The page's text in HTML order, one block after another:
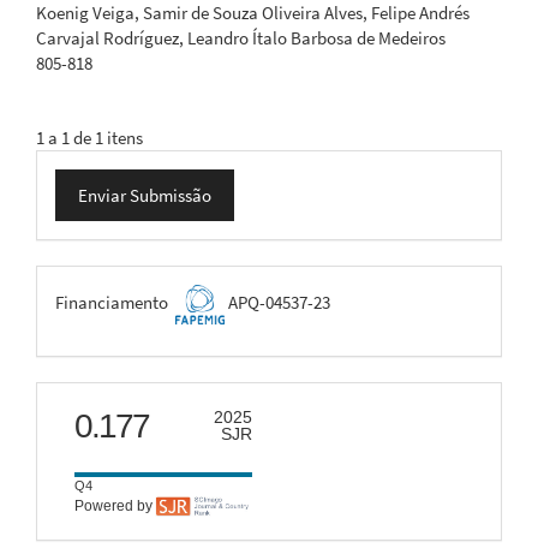
Koenig Veiga, Samir de Souza Oliveira Alves, Felipe Andrés
Carvajal Rodríguez, Leandro Ítalo Barbosa de Medeiros
805-818
1 a 1 de 1 itens
Enviar
Submissão
Enviar Submissão
FAPEMIG
Financiamento APQ-04537-23
scimago
0.177
2025
SJR
Q4
Powered by